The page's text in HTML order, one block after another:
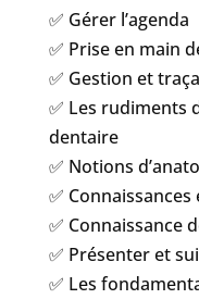
✅ Gérer l’agenda
✅ Prise en main
✅ Gestion et
✅ Les rudiments
dentaire
✅ Notions
✅
✅ Connaissance
✅ Présenter et
✅ Les